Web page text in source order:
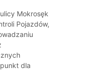
Mokrosęk
Pojazdów,
dla